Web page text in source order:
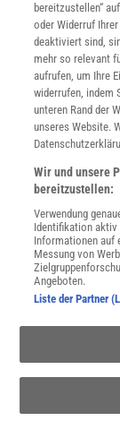
Datenschutz
Cookie-
Utiq verwalten
Alle Artikel
Impressum
Angebote für
Angebote für
Sprachen
Lexika
Für Spektrum
KielSCN
Wissenschaft
SciLogs
bereitzustellen“
oder Widerruf
deaktiviert sind,
mehr so relevant
aufrufen, um Ihre
widerrufen, indem
unteren Rand der
unseres Website.
Wir und unsere
bereitzustellen:
Verwendung
Identifikation aktiv
Informationen auf
Messung von
Angeboten.
Liste der Partner